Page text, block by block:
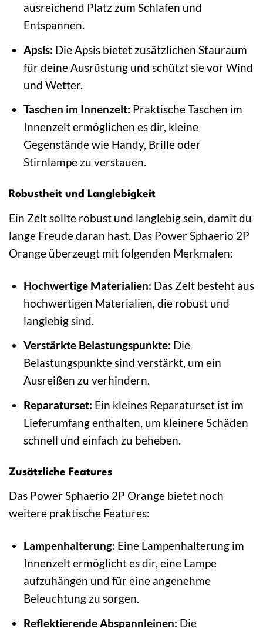
ausreichend Platz zum Schlafen und
Entspannen.
Apsis: Die Apsis bietet zusätzlichen Stauraum
für deine Ausrüstung und schützt sie vor Wind
und Wetter.
Taschen im Innenzelt: Praktische Taschen im
Innenzelt ermöglichen es dir, kleine
Gegenstände wie Handy, Brille oder
Stirnlampe zu verstauen.
Robustheit und Langlebigkeit
Ein Zelt sollte robust und langlebig sein, damit du
lange Freude daran hast. Das Power Sphaerio 2P
Orange überzeugt mit folgenden Merkmalen:
Hochwertige Materialien: Das Zelt besteht aus
hochwertigen Materialien, die robust und
langlebig sind.
Verstärkte Belastungspunkte: Die
Belastungspunkte sind verstärkt, um ein
Ausreißen zu verhindern.
Reparaturset: Ein kleines Reparaturset ist im
Lieferumfang enthalten, um kleinere Schäden
schnell und einfach zu beheben.
Zusätzliche Features
Das Power Sphaerio 2P Orange bietet noch
weitere praktische Features:
Lampenhalterung: Eine Lampenhalterung im
Innenzelt ermöglicht es dir, eine Lampe
aufzuhängen und für eine angenehme
Beleuchtung zu sorgen.
Reflektierende Abspannleinen: Die